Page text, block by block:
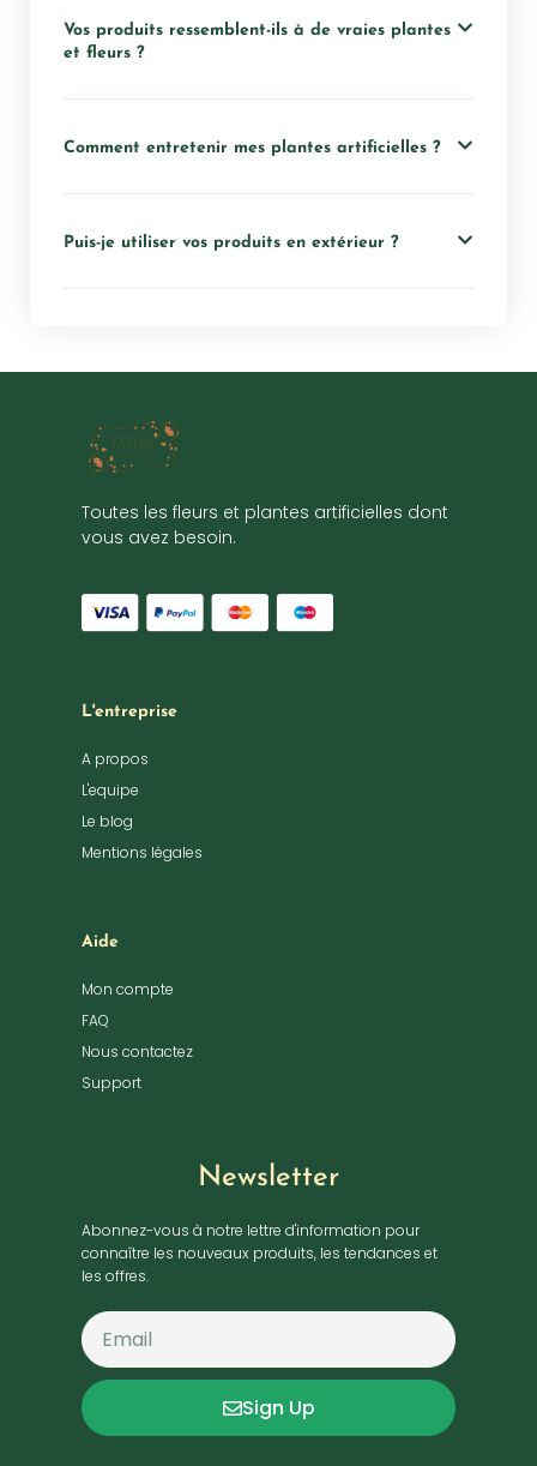
Vos produits ressemblent-ils à de vraies plantes
et fleurs ?
Comment entretenir mes plantes artificielles ?
Puis-je utiliser vos produits en extérieur ?
Toutes les fleurs et plantes artificielles dont
vous avez besoin.
L'entreprise
A propos
L'equipe
Le blog
Mentions légales
Aide
Mon compte
FAQ
Nous contactez
Support
Newsletter
Abonnez-vous à notre lettre d'information pour
connaître les nouveaux produits, les tendances et
les offres.
Sign Up